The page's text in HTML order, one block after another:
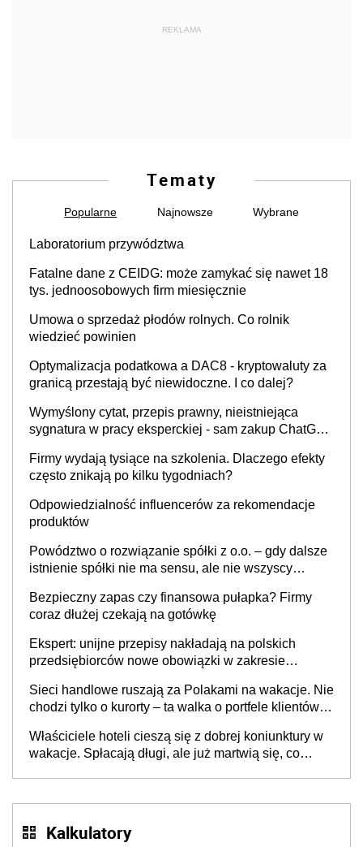
REKLAMA
Tematy
Popularne Najnowsze Wybrane
Laboratorium przywództwa
Fatalne dane z CEIDG: może zamykać się nawet 18
tys. jednoosobowych firm miesięcznie
Umowa o sprzedaż płodów rolnych. Co rolnik
wiedzieć powinien
Optymalizacja podatkowa a DAC8 - kryptowaluty za
granicą przestają być niewidoczne. I co dalej?
Wymyślony cytat, przepis prawny, nieistniejąca
sygnatura w pracy eksperckiej - sam zakup ChatGPT
Firmy wydają tysiące na szkolenia. Dlaczego efekty
często znikają po kilku tygodniach?
Odpowiedzialność influencerów za rekomendacje
produktów
Powództwo o rozwiązanie spółki z o.o. – gdy dalsze
istnienie spółki nie ma sensu, ale nie wszyscy
Bezpieczny zapas czy finansowa pułapka? Firmy
coraz dłużej czekają na gotówkę
Ekspert: unijne przepisy nakładają na polskich
przedsiębiorców nowe obowiązki w zakresie
Sieci handlowe ruszają za Polakami na wakacje. Nie
chodzi tylko o kurorty – ta walka o portfele klientów
cichu
Właściciele hoteli cieszą się z dobrej koniunktury w
wakacje. Spłacają długi, ale już martwią się, co
Kalkulatory